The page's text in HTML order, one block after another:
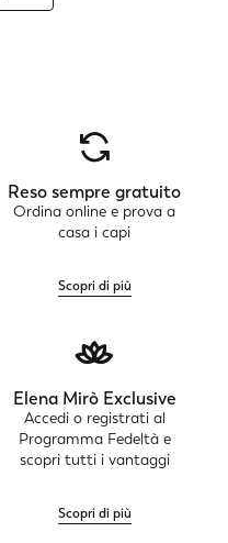
Reso sempre gratuito
Ordina online e prova a
casa i capi
Scopri di più
Elena Mirò Exclusive
Accedi o registrati al
Programma Fedeltà e
scopri tutti i vantaggi
Scopri di più